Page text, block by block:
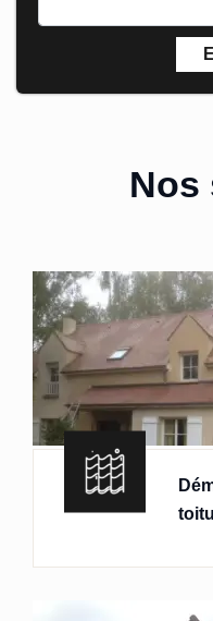
Nos